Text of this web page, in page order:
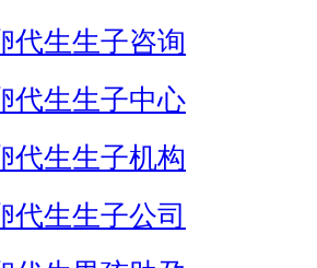
代生生子咨询
代生生子中心
代生生子机构
代生生子公司